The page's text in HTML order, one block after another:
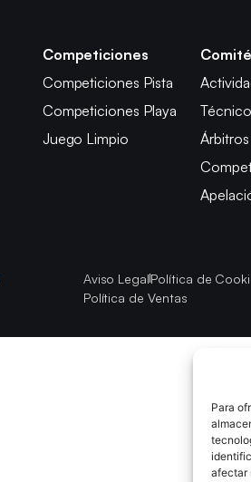
Para
afectar
Competiciones
Competiciones Pista
Competiciones Playa
Juego Limpio
Técnico
Árbitros
Aviso LegalPolítica de
Política de Ventas